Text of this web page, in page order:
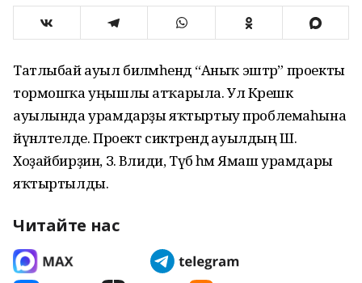
Татлыбай ауыл биләмәһендә “Аныҡ эштәр” проекты
тормошҡа уңышлы атҡарыла. Ул Кәрешкә
ауылында урамдарҙы яҡтыртыу проблемаһына
йүнәлтелде. Проект сиктәрендә ауылдың Ш.
Хоҙайбирҙин, З. Вәлиди, Түбә һәм Ямаш урамдары
яҡтыртылды.
Читайте нас